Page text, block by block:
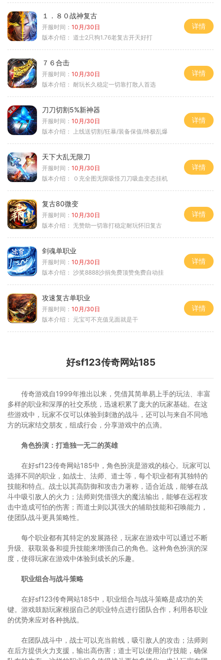
１．８０战神复古
开服时间： 10月/30日
版本介绍： 道士2只狗1.76老复古开天好打
详情
７６合击
开服时间： 10月/30日
版本介绍： 耐玩长久稳定一切靠打散人首选
详情
刀刀切割5%新神器
开服时间： 10月/30日
版本介绍：
上线送切割/狂暴/装备保值/终极乱爆
详情
天下大乱无限刀
开服时间： 10月/30日
版本介绍：
０充全图无限吸怪刀刀吸血变态挂机
详情
复古80微变
开服时间： 10月/30日
版本介绍： 无赞助一切靠打稳定耐玩怀旧复古
详情
剑魂单职业
开服时间： 10月/30日
版本介绍： 沙奖8888沙捐免费顶赞免费自动挂
详情
攻速复古单职业
开服时间： 10月/30日
版本介绍： 元宝可不充值见面就是干
详情
好sf123传奇网站185
传奇游戏自1999年推出以来，凭借其简单易上手的玩法、丰富
多样的职业和深厚的社交系统，迅速积累了庞大的玩家基础。在这
些游戏中，玩家不仅可以体验到刺激的战斗，还可以与来自不同地
方的玩家结交朋友，组成行会，分享游戏中的点滴。
角色扮演：打造独一无二的英雄
在好sf123传奇网站185中，角色扮演是游戏的核心。玩家可以
选择不同的职业，如战士、法师、道士等，每个职业都有其独特的
技能和特点。战士以其高防御和攻击力著称，适合近战，能够在战
斗中吸引敌人的火力；法师则凭借强大的魔法输出，能够在远程攻
击中造成可怕的伤害；而道士则以其强大的辅助技能和召唤能力，
使团队战斗更具策略性。
每个职业都有其特定的发展路径，玩家在游戏中可以通过不断
升级、获取装备和提升技能来增强自己的角色。这种角色扮演的深
度，使得玩家在游戏中体验到成长的乐趣。
职业组合与战斗策略
在好sf123传奇网站185中，职业组合与战斗策略是成功的关
键。游戏鼓励玩家根据自己的职业特点进行团队合作，利用各职业
的优势来应对各种挑战。
在团队战斗中，战士可以充当前线，吸引敌人的攻击；法师则
在后方提供火力支援，输出高伤害；道士可以使用治疗技能，确保